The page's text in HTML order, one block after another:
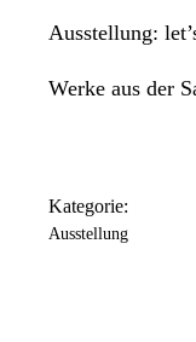
Ausstellung:
Werke aus der
Kategorie:
Ausstellung